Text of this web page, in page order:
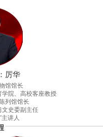
厉华
馆馆长
院、高校客座教授
列馆馆长
文史委副主任
讲人